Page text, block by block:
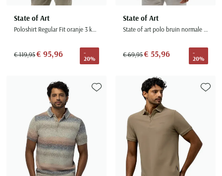
State of Art
Poloshirt Regular Fit oranje 3 knoop
€ 119,95€ 95,96
-
20%
State of Art
State of art polo bruin normale fit 3-knoops
€ 69,95€ 55,96
-
20%
Toevoegen aan favorieten